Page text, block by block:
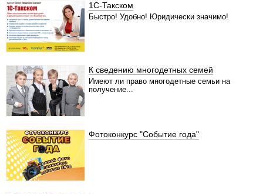
1С-Такском
Быстро! Удобно! Юридически значимо!
К сведению многодетных семей
Имеют ли право многодетные семьи на
получение...
Фотоконкурс "Событие года"